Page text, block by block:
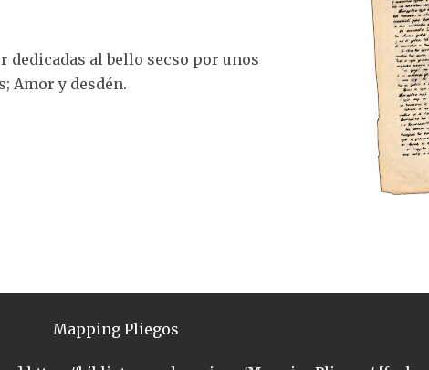
dedicadas al bello secso por unos
Amor y desdén.
Mapping Pliegos